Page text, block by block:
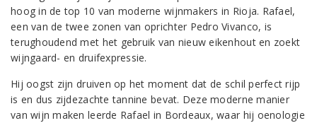
hoog in de top 10 van moderne wijnmakers in Rioja. Rafael,
een van de twee zonen van oprichter Pedro Vivanco, is
terughoudend met het gebruik van nieuw eikenhout en zoekt
wijngaard- en druifexpressie.
Hij oogst zijn druiven op het moment dat de schil perfect rijp
is en dus zijdezachte tannine bevat. Deze moderne manier
van wijn maken leerde Rafael in Bordeaux, waar hij oenologie